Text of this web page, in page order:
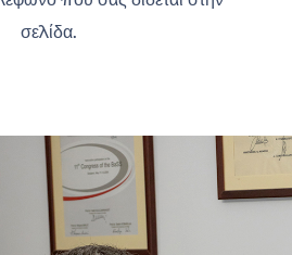
σελίδα.